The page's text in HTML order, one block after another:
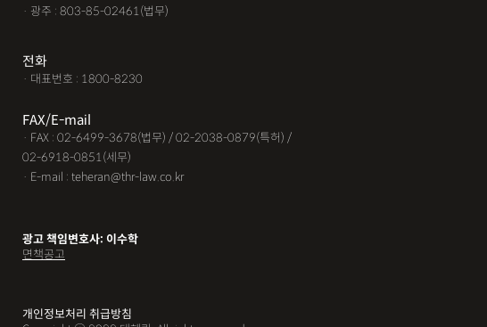
· 광주 : 803-85-02461(법무)
전화
· 대표번호 : 1800-8230
FAX/E-mail
· FAX : 02-6499-3678(법무) / 02-2038-0879(특허) /
02-6918-0851(세무)
· E-mail : teheran@thr-law.co.kr
광고 책임변호사: 이수학
면책공고
개인정보처리 취급방침